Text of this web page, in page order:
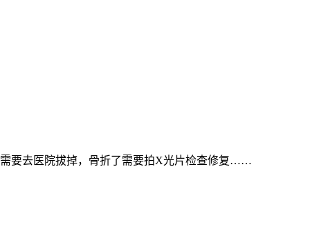
要去医院拔掉，骨折了需要拍X光片检查修复……